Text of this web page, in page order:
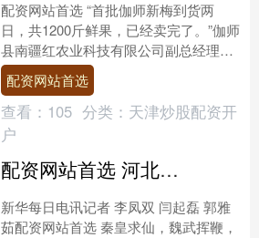
配资网站首选 “首批伽师新梅到货两
日，共1200斤鲜果，已经卖完了。”伽师
县南疆红农业科技有限公司副总经理方
薪茹的话语间，道出了伽师新梅的热销
盛况。八月下旬，伽....
配资网站首选
查看： 105 分类： 天津炒股配资开
户
配资网站首选 河北秦皇岛：一座“掌管”浪漫和治愈的城市
新华每日电讯记者 李凤双 闫起磊 郭雅
茹配资网站首选 秦皇求仙，魏武挥鞭，